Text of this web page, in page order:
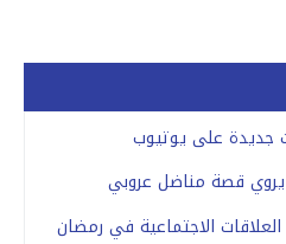
جديدة على يوتيوب
قصة مناضل عروبي
الاجتماعية في رمضان